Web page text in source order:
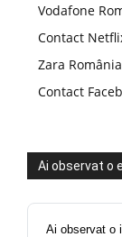
Vodafone
Contact
Zara
Contact
Ai observat o
Ai observat o